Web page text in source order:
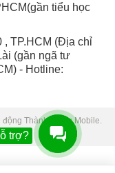
tiểu học
, TP.HCM (Địa chỉ
(gần ngã tư
- Hotline:
Thành Trung Mobile.
trợ?